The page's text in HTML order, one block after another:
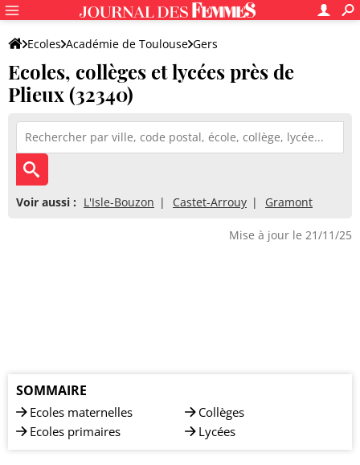
Ecoles Académie de Toulouse Gers
Ecoles, collèges et lycées près de
Plieux (32340)
Voir aussi : L'Isle-Bouzon Castet-Arrouy Gramont
Mise à jour le 21/11/25
SOMMAIRE
Ecoles maternelles
Ecoles primaires
Collèges
Lycées